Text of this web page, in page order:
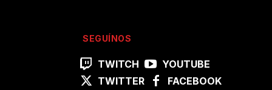
SEGUÍNOS
TWITCH
YOUTUBE
TWITTER
FACEBOOK